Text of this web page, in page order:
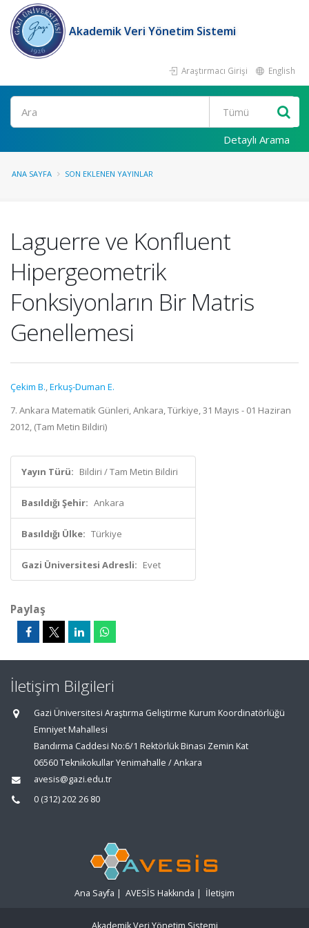
Akademik Veri Yönetim Sistemi
Araştırmacı Girişi English
Ara
Detaylı Arama
ANA SAYFA SON EKLENEN YAYINLAR
Laguerre ve Konfluent
Hipergeometrik
Fonksiyonların Bir Matris
Genellemesi
Çekim B.,Erkuş-Duman E.
7. Ankara Matematik Günleri, Ankara, Türkiye, 31 Mayıs - 01 Haziran
2012, (Tam Metin Bildiri)
Yayın Türü: Bildiri / Tam Metin Bildiri
Basıldığı Şehir: Ankara
Basıldığı Ülke: Türkiye
Gazi Üniversitesi Adresli: Evet
Paylaş
İletişim Bilgileri
Gazi Üniversitesi Araştırma Geliştirme Kurum Koordinatörlüğü
Emniyet Mahallesi
Bandırma Caddesi No:6/1 Rektörlük Binası Zemin Kat
06560 Teknikokullar Yenimahalle / Ankara
avesis@gazi.edu.tr
0 (312) 202 26 80
Ana Sayfa | AVESİS Hakkında | İletişim
Akademik Veri Yönetim Sistemi